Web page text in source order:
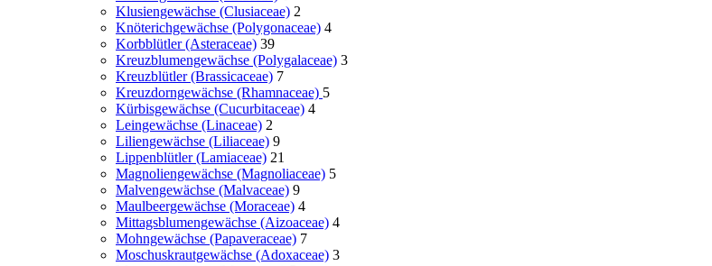
Klusiengewächse (Clusiaceae) 2
Knöterichgewächse (Polygonaceae) 4
Korbblütler (Asteraceae) 39
Kreuzblumengewächse (Polygalaceae) 3
Kreuzblütler (Brassicaceae) 7
Kreuzdorngewächse (Rhamnaceae) 5
Kürbisgewächse (Cucurbitaceae) 4
Leingewächse (Linaceae) 2
Liliengewächse (Liliaceae) 9
Lippenblütler (Lamiaceae) 21
Magnoliengewächse (Magnoliaceae) 5
Malvengewächse (Malvaceae) 9
Maulbeergewächse (Moraceae) 4
Mittagsblumengewächse (Aizoaceae) 4
Mohngewächse (Papaveraceae) 7
Moschuskrautgewächse (Adoxaceae) 3